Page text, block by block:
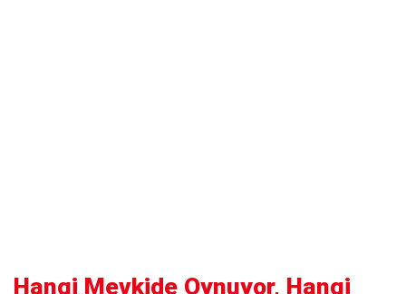
Hangi Mevkide Oynuyor, Hangi